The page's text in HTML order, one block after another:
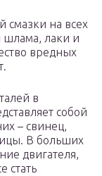
смазки на всех
шлама, лаки и
вредных
в
собой
– свинец,
В больших
двигателя,
стать